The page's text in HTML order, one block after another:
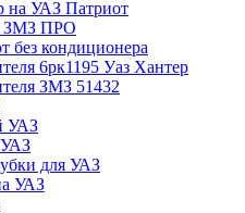
на УАЗ Патриот
ЗМЗ ПРО
без кондиционера
6рк1195 Уаз Хантер
ЗМЗ 51432
УАЗ
для УАЗ
УАЗ